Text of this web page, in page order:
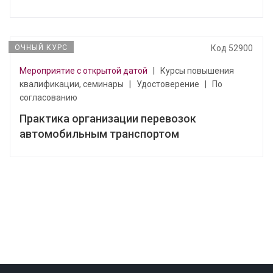
ОЧНЫЙ КУРС Код 52900
Мероприятие с открытой датой
Курсы повышения
квалификации, семинары
Удостоверение
По
согласованию
Практика организации перевозок
автомобильным транспортом